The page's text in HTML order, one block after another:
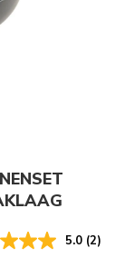
5.0 (2)